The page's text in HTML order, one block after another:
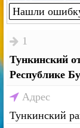
Нашли
1
Тункинский
Республике
Адрес
Тункинский